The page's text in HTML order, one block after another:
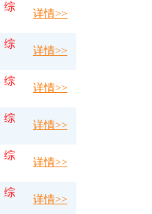
综
详情>>
综
详情>>
综
详情>>
综
详情>>
综
详情>>
综
详情>>